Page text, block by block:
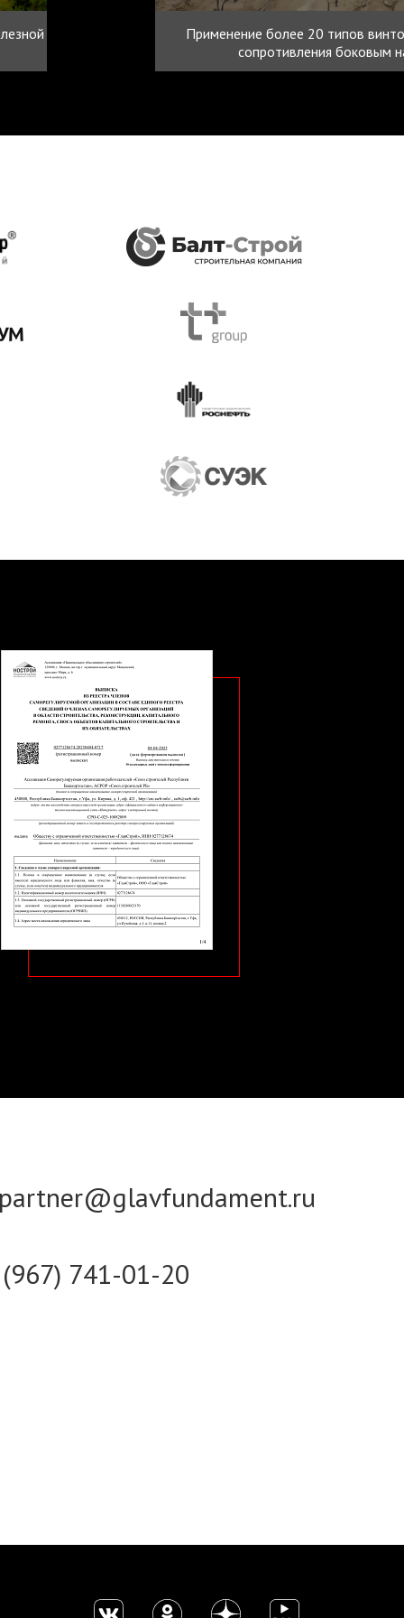
Применение более 20 типов
сопротивления боковым
partner@glavfundament.ru
741-01-20